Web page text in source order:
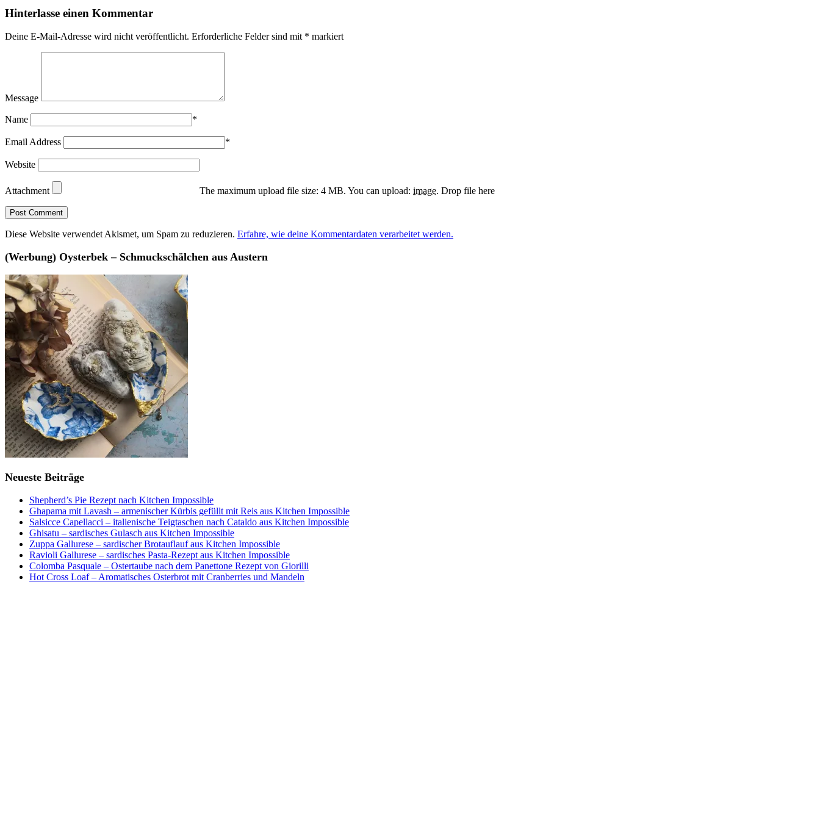
Hinterlasse einen Kommentar
Deine E-Mail-Adresse wird nicht veröffentlicht. Erforderliche Felder sind mit * markiert
Message
Name *
Email Address *
Website
Attachment The maximum upload file size: 4 MB. You can upload: image. Drop file here
Diese Website verwendet Akismet, um Spam zu reduzieren. Erfahre, wie deine Kommentardaten verarbeitet werden.
(Werbung) Oysterbek – Schmuckschälchen aus Austern
Neueste Beiträge
Shepherd’s Pie Rezept nach Kitchen Impossible
Ghapama mit Lavash – armenischer Kürbis gefüllt mit Reis aus Kitchen Impossible
Salsicce Capellacci – italienische Teigtaschen nach Cataldo aus Kitchen Impossible
Ghisatu – sardisches Gulasch aus Kitchen Impossible
Zuppa Gallurese – sardischer Brotauflauf aus Kitchen Impossible
Ravioli Gallurese – sardisches Pasta-Rezept aus Kitchen Impossible
Colomba Pasquale – Ostertaube nach dem Panettone Rezept von Giorilli
Hot Cross Loaf – Aromatisches Osterbrot mit Cranberries und Mandeln